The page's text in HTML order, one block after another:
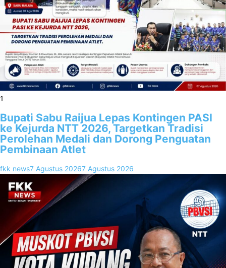
1
Bupati Sabu Raijua Lepas Kontingen PASI
ke Kejurda NTT 2026, Targetkan Tradisi
Perolehan Medali dan Dorong Penguatan
Pembinaan Atlet
fkk news7 Agustus 20267 Agustus 2026